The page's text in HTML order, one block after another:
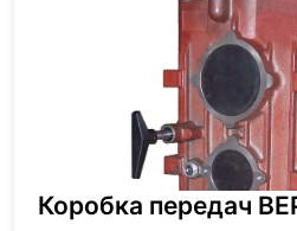
Коробка передач